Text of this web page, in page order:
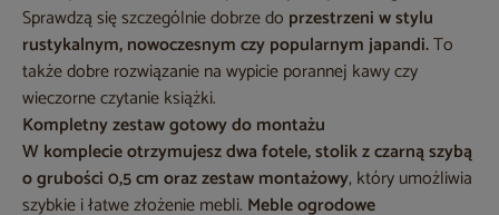
Sprawdzą się szczególnie dobrze do przestrzeni w stylu
rustykalnym, nowoczesnym czy popularnym japandi.To
także dobre rozwiązanie na wypicie porannej kawy czy
wieczorne czytanie książki.
Kompletny zestaw gotowy do montażu
W komplecie otrzymujesz dwa fotele, stolik z czarną szybą
o grubości 0,5 cm oraz zestaw montażowy, który umożliwia
szybkie i łatwe złożenie mebli. Meble ogrodowe